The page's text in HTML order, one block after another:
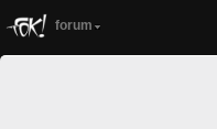
forum